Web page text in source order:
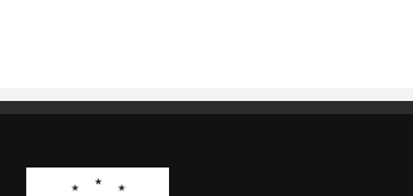
Boutique Mags à Rabais